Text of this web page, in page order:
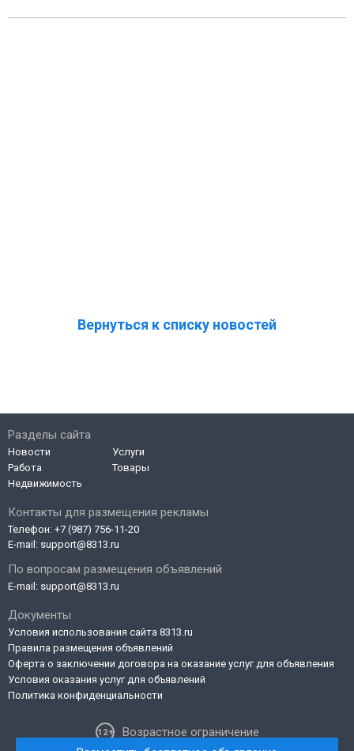
Вернуться к списку новостей
Контакты для размещения рекламы
Телефон: +7 (987) 756-11-20
E-mail: support@8313.ru
По вопросам размещения объявлений
E-mail: support@8313.ru
Документы
Условия использования сайта 8313.ru
Правила размещения объявлений
Оферта о заключении договора на оказание услуг для объявления
Условия оказания услуг для объявлений
Политика конфиденциальности
Возрастное ограничение
Разделы сайта
Новости
Работа
Недвижимость
Услуги
Товары